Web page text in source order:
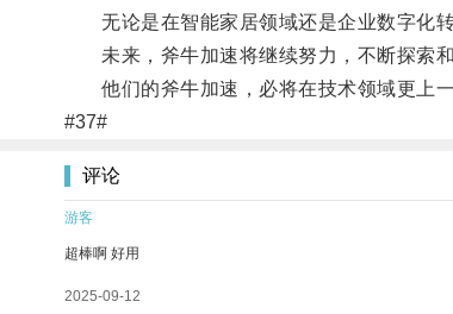
无论是在智能家居领域还是企业数字化转
未来，斧牛加速将继续努力，不断探索和
他们的斧牛加速，必将在技术领域更上一
#37#
评论
游客
超棒啊 好用
2025-09-12